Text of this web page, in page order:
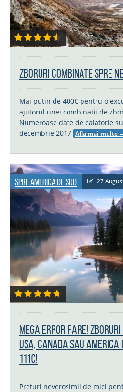
Zboruri combinate spre
Mai putin de 400€ pentru o
ajutorul unei combinatii de
Numeroase date de calatorie
decembrie 2017 Afla mai multe
Spre America de Sud 27
MEGA ERROR FARE!
USA, Canada sau
111€!
Preturi neverosimil de mici